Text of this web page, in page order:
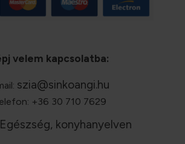
velem kapcsolatba:
szia@sinkoangi.hu
+36 30 710 7629
Egészség, konyhanyelven